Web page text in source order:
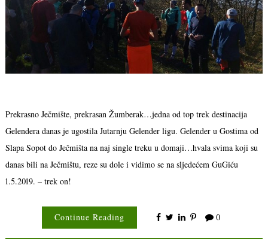
Prekrasno Ječmište, prekrasan Žumberak…jedna od top trek destinacija
Gelendera danas je ugostila Jutarnju Gelender ligu. Gelender u Gostima od
Slapa Sopot do Ječmišta na naj single treku u domaji…hvala svima koji su
danas bili na Ječmištu, reze su dole i vidimo se na sljedećem GuGiću
1.5.2019. – trek on!
Continue Reading 0